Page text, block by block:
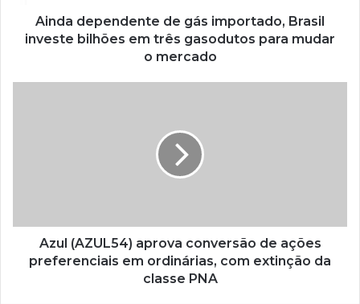
Ainda dependente de gás importado, Brasil
investe bilhões em três gasodutos para mudar
o mercado
Azul (AZUL54) aprova conversão de ações
preferenciais em ordinárias, com extinção da
classe PNA